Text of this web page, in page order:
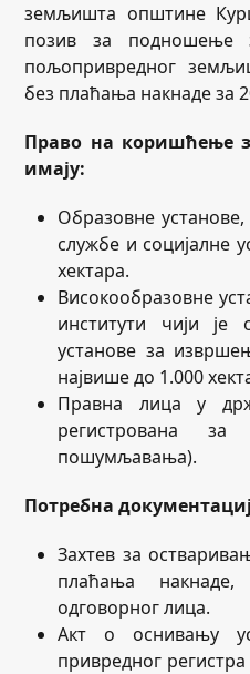
земљишта општине
позив за подношење
пољопривредног
без плаћања накнаде за
Право на коришћење
имају:
Образовне
службе и социјалне
хектара.
Високообразовне
институти чији
установе за
највише до 1.000
Правна лица у
регистрована
пошумљавања).
Потребна
Захтев за
плаћања
одговорног лица.
Акт о оснивању
привредног